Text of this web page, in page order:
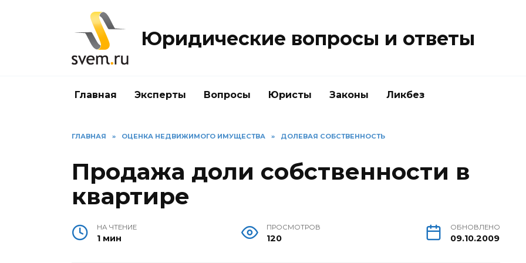
Юридические вопросы и ответы
Главная Эксперты Вопросы Юристы Законы Ликбез
ГЛАВНАЯ » ОЦЕНКА НЕДВИЖИМОГО ИМУЩЕСТВА » ДОЛЕВАЯ СОБСТВЕННОСТЬ
Продажа доли собственности в
квартире
НА ЧТЕНИЕ
1 мин
ПРОСМОТРОВ
120
ОБНОВЛЕНО
09.10.2009